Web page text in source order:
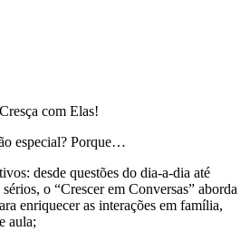
com Elas!
especial? Porque…
desde questões do dia-a-dia até
o “Crescer em Conversas” aborda
enriquecer as interações em família,
aula;